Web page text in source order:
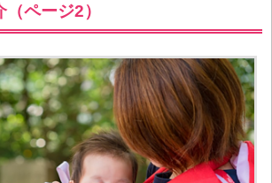
ページ2）